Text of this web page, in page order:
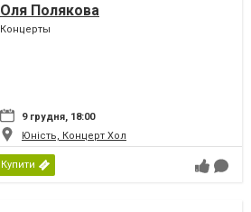
Оля Полякова
Концерты
9 грудня, 18:00
Юність, Концерт Хол
Купити